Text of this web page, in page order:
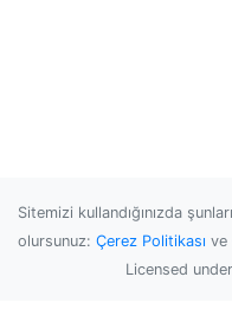
Sitemizi kullandığınızda
olursunuz: Çerez Politikası ve
Licensed under